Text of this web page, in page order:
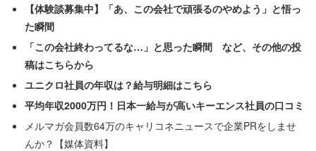
の人次第です。採用があれば連絡します』と。その
まま面接は終わりました」
後日、相手先の企業から「2週間後に来ませんか」と連絡
が入った。電話でのやり取りながら、男性は先方の言葉に
従った。ところが、いざ入社してみると、そこは想像以上
に杜撰な環境だったという。
【体験談募集中】「あ、この会社で頑張るのやめよう」と悟っ
た瞬間
「この会社終わってるな…」と思った瞬間 など、その他の投
稿はこちらから
ユニクロ社員の年収は？給与明細はこちら
平均年収2000万円！日本一給与が高いキーエンス社員の口コミ
メルマガ会員数64万のキャリコネニュースで企業PRをしませ
んか？【媒体資料】